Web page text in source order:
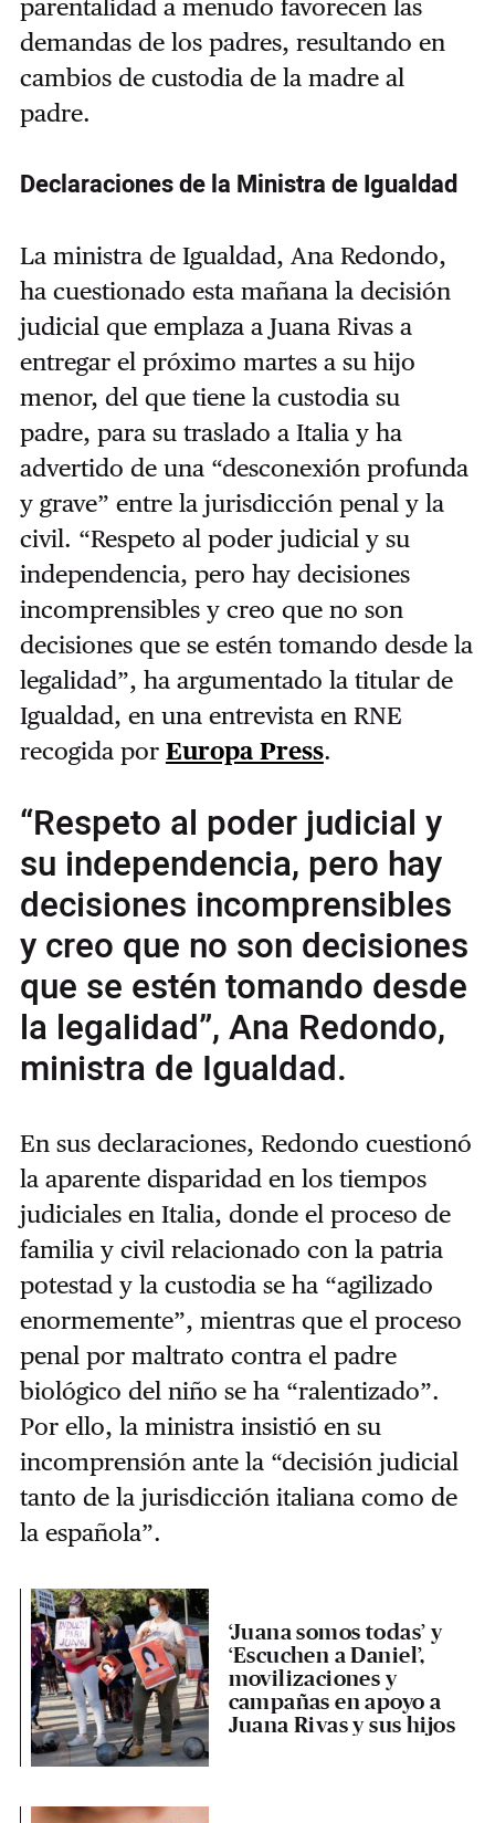
parentalidad a menudo favorecen las
demandas de los padres, resultando en
cambios de custodia de la madre al
padre.
Declaraciones de la Ministra de Igualdad
La ministra de Igualdad, Ana Redondo,
ha cuestionado esta mañana la decisión
judicial que emplaza a Juana Rivas a
entregar el próximo martes a su hijo
menor, del que tiene la custodia su
padre, para su traslado a Italia y ha
advertido de una “desconexión profunda
y grave” entre la jurisdicción penal y la
civil. “Respeto al poder judicial y su
independencia, pero hay decisiones
incomprensibles y creo que no son
decisiones que se estén tomando desde la
legalidad”, ha argumentado la titular de
Igualdad, en una entrevista en RNE
recogida por Europa Press.
“Respeto al poder judicial y
su independencia, pero hay
decisiones incomprensibles
y creo que no son decisiones
que se estén tomando desde
la legalidad”, Ana Redondo,
ministra de Igualdad.
En sus declaraciones, Redondo cuestionó
la aparente disparidad en los tiempos
judiciales en Italia, donde el proceso de
familia y civil relacionado con la patria
potestad y la custodia se ha “agilizado
enormemente”, mientras que el proceso
penal por maltrato contra el padre
biológico del niño se ha “ralentizado”.
Por ello, la ministra insistió en su
incomprensión ante la “decisión judicial
tanto de la jurisdicción italiana como de
la española”.
‘Juana somos todas’ y
‘Escuchen a Daniel’,
movilizaciones y
campañas en apoyo a
Juana Rivas y sus hijos